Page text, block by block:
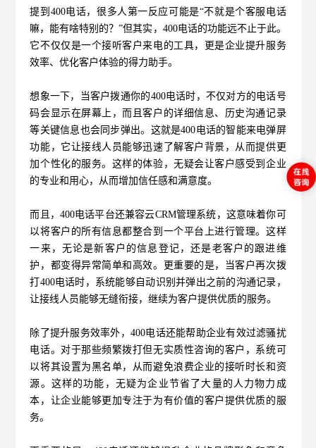
提到400电话，很多人第一反应可能是“不就是个客服电话
嘛，能有啥特别的？”但其实，400电话的功能远不止于此。
它不仅仅是一个接听客户来电的工具，更是企业提升服务
效率、优化客户体验的得力助手。
想象一下，当客户拨通你的400电话时，不仅对方的电话号
码会显示在屏幕上，而且客户的详细信息、历史沟通记录
等关键信息也会同步弹出。这就是400电话的智能来电弹屏
功能，它让接线人员能够迅速了解客户背景，从而提供更
加个性化的服务。这样的体验，无疑会让客户感受到企业
的专业和用心，从而增加信任感和满意度。
而且，400电话平台还兼容云CRM管理系统，这意味着你可
以将客户的所有信息都整合到一个平台上进行管理。这样
一来，无论是新客户的信息登记，还是老客户的跟进维
护，都变得异常简单和高效。更重要的是，当客户再次拨
打400电话时，系统能够自动识别并弹出之前的沟通记录，
让接线人员能够无缝衔接，继续为客户提供优质的服务。
除了提升服务效率外， 400电话还能帮助企业有效过滤骚扰
电话。对于那些频繁拨打但无实质性咨询的客户，系统可
以将其设置为黑名单，从而避免浪费企业的接听时长和资
源。这样的功能，无疑为企业节省了大量的人力物力成
本，让企业能够更加专注于为有价值的客户提供优质的服
务。